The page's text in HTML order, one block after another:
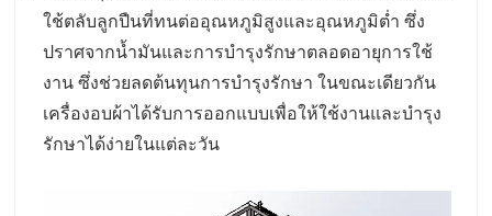
ใช้ตลับลูกปืนที่ทนต่ออุณหภูมิสูงและอุณหภูมิต่ำ ซึ่ง
ปราศจากน้ำมันและการบำรุงรักษาตลอดอายุการใช้
งาน ซึ่งช่วยลดต้นทุนการบำรุงรักษา ในขณะเดียวกัน
เครื่องอบผ้าได้รับการออกแบบเพื่อให้ใช้งานและบำรุง
รักษาได้ง่ายในแต่ละวัน